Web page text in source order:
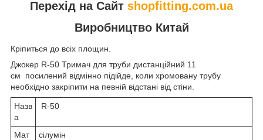
Перехід на Сайт shopfitting.com.ua
Виробництво Китай
Кріпиться до всіх площин.
Джокер R-50 Тримач для труби дистанційний 11
см посилений відмінно підійде, коли хромовану трубу
необхідно закріпити на певній відстані від стіни.
Назв
а
R-50
Мат
сілумін